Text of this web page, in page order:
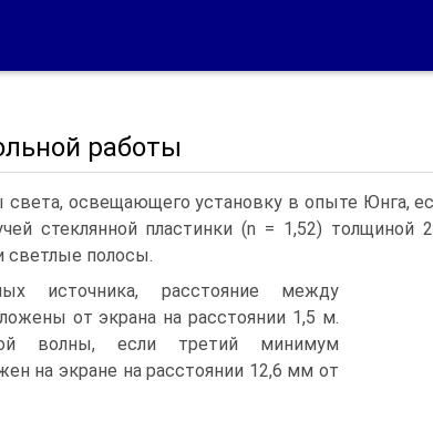
работы
света, освещающего установку в опыте Юнга,
стеклянной пластинки (n = 1,52) толщиной
светлые полосы.
источника, расстояние между
от экрана на расстоянии 1,5 м.
волны, если третий минимум
на экране на расстоянии 12,6 мм от